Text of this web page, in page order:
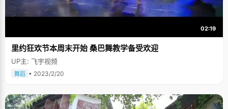
02:19
里约狂欢节本周末开始 桑巴舞教学备受欢迎
UP主: 飞宇视频
舞蹈 • 2023/2/20